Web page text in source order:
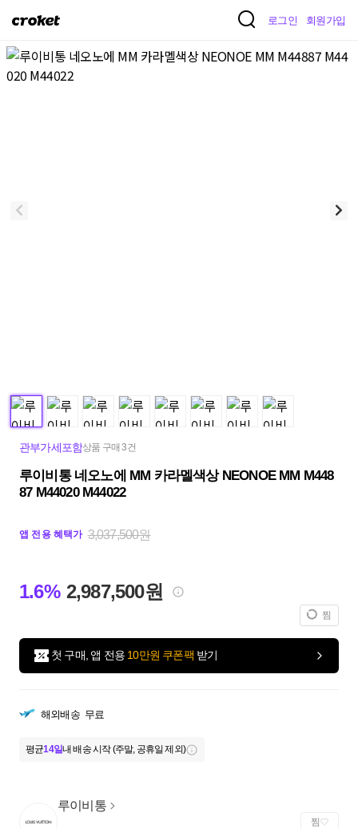
크
켓
로그인 회원가입
관부가세포함상품 구매 3건
루이비통 네오노에 MM 카라멜색상 NEONOE MM M448
87 M44020 M44022
앱 전용 혜택가 3,037,500원
1.6% 2,987,500원
찜
첫 구매, 앱 전용 10만원 쿠폰팩 받기
해외배송 무료
평균14일내 배송 시작 (주말, 공휴일 제외)
루이비통
찜